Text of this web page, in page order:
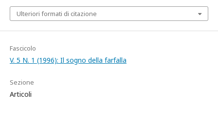
Ulteriori formati di citazione
Fascicolo
V. 5 N. 1 (1996): Il sogno della farfalla
Sezione
Articoli